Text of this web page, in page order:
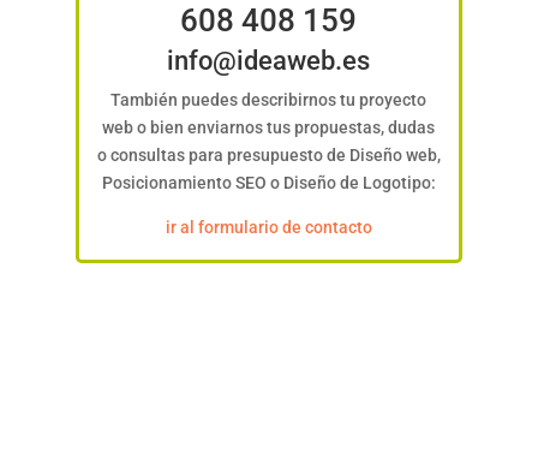
608 408 159
info@ideaweb.es
También puedes describirnos tu proyecto
web o bien enviarnos tus propuestas, dudas
o consultas para presupuesto de Diseño web,
Posicionamiento SEO o Diseño de Logotipo:
ir al formulario de contacto